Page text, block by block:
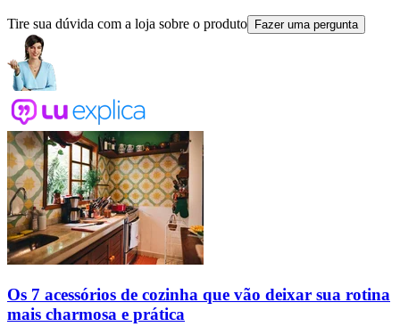
Tire sua dúvida com a loja sobre o produto Fazer uma pergunta
Os 7 acessórios de cozinha que vão deixar sua rotina
mais charmosa e prática